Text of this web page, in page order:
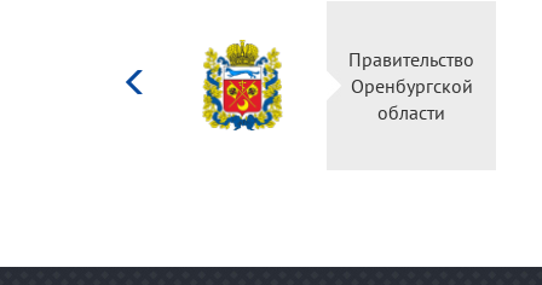
Министерство
культуры
Российской
федерации